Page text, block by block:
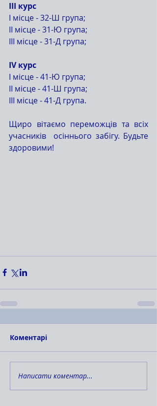
ІІІ курс
І місце - 32-Ш група;
ІІ місце - 31-Ю група;
ІІІ місце - 31-Д група;
ІV курс
І місце - 41-Ю група;
ІІ місце - 41-Ш група;
ІІІ місце - 41-Д група.
Щиро вітаємо переможців та всіх
учасників  осіннього забігу. Будьте
здоровими!
Коментарі
Написати коментар...